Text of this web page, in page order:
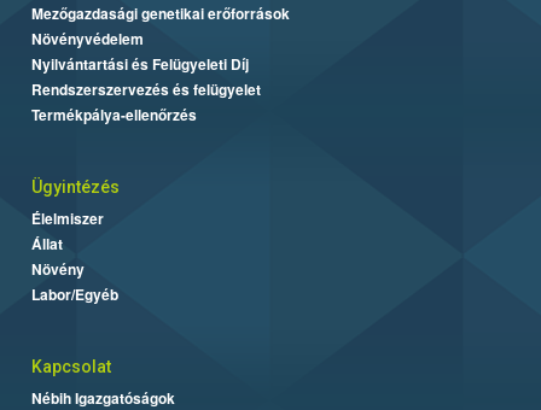
Mezőgazdasági genetikai erőforrások
Növényvédelem
Nyilvántartási és Felügyeleti Díj
Rendszerszervezés és felügyelet
Termékpálya-ellenőrzés
Ügyintézés
Élelmiszer
Állat
Növény
Labor/Egyéb
Kapcsolat
Nébih Igazgatóságok